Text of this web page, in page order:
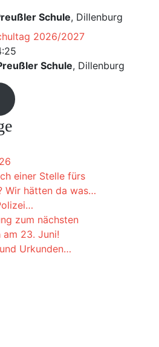
Schule, Dillenburg
2026/2027
Schule, Dillenburg
einer Stelle fürs
Wir hätten da was…
zum nächsten
23. Juni!
Urkunden…